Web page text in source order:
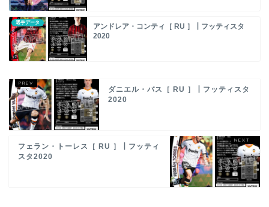
選手データ
アンドレア・コンティ［ RU ］┃フッティスタ
2020
ダニエル・バス［ RU ］┃フッティスタ
2020
フェラン・トーレス［ RU ］┃フッティ
スタ2020